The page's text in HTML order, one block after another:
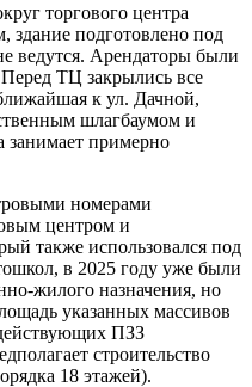
торгового центра
здание подготовлено под
ведутся. Арендаторы были
ТЦ закрылись все
к ул. Дачной,
шлагбаумом и
занимает примерно
номерами
центром и
также использовался под
в 2025 году уже были
жилого назначения, но
указанных массивов
ПЗЗ
строительство
18 этажей).